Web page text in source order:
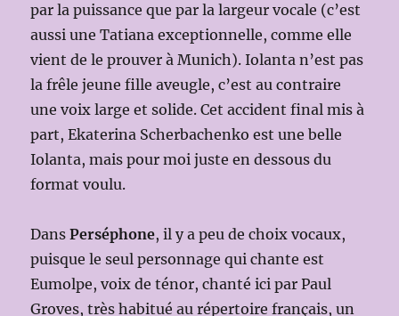
par la puissance que par la largeur vocale (c’est
aussi une Tatiana exceptionnelle, comme elle
vient de le prouver à Munich). Iolanta n’est pas
la frêle jeune fille aveugle, c’est au contraire
une voix large et solide. Cet accident final mis à
part, Ekaterina Scherbachenko est une belle
Iolanta, mais pour moi juste en dessous du
format voulu.
DansPerséphone, il y a peu de choix vocaux,
puisque le seul personnage qui chante est
Eumolpe, voix de ténor, chanté ici par Paul
Groves, très habitué au répertoire français, un